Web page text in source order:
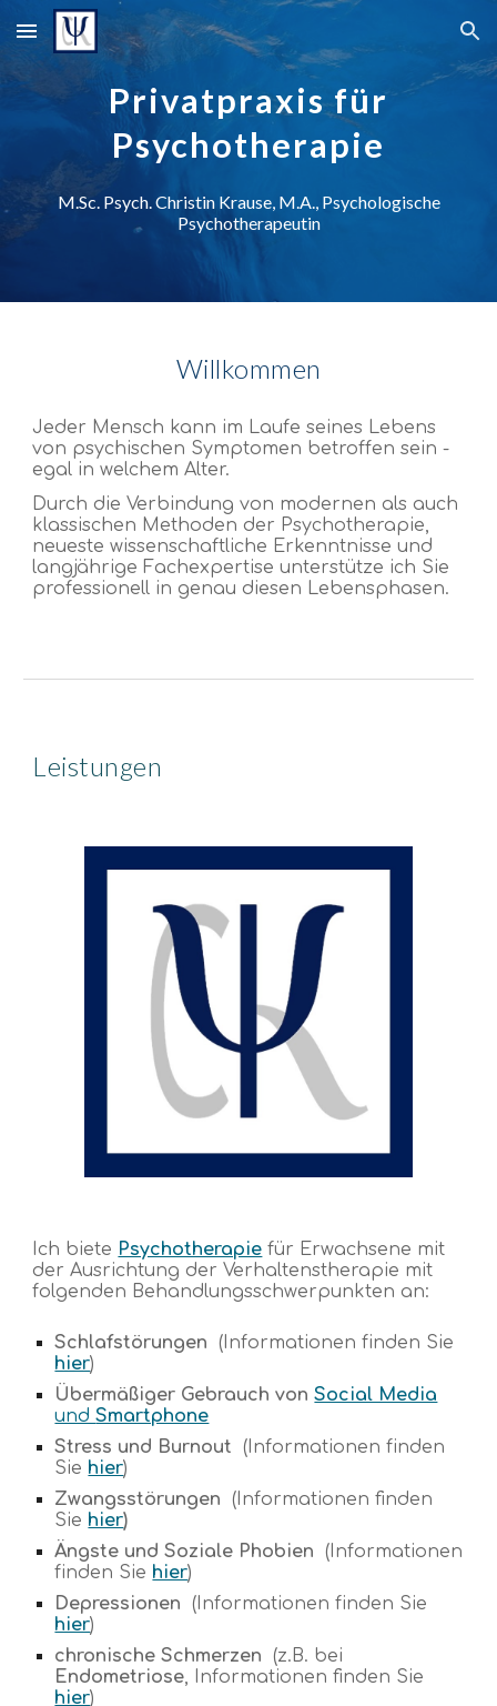
Skip to main content Skip to navigation
Privatpraxis für
Psychotherapie
M.Sc. Psych.Christin Krause, M.A., Psychologische
Psychotherapeutin
Willkommen
Jeder Mensch kann im Laufe seines Lebens
von psychischen Symptomen betroffen sein -
egal in welchem Alter.
Durch die Verbindung von modernen als auch
klassischen Methoden der Psychotherapie,
neueste wissenschaftliche Erkenntnisse und
langjährige Fachexpertise unterstütze ich Sie
professionell in genaudiesen Lebensphasen.
Leistungen
Ich biete Psychotherapie für Erwachsene mit
der Ausrichtung der Verhaltenstherapie mit
folgenden Behandlungsschwerpunkten an:
Schlafstörungen
(Informationen finden Sie
hier)
Übermäßiger Gebrauch vonSocial Media
undSmartphone
Stress und Burnout (Informationen finden
Sie hier)
Zwangsstörungen (Informationen finden
Sie hier)
Ängste undSoziale Phobien( Informationen
finden Sie hier)
Depressionen (Informationen finden Sie
hier)
chronische Schmerzen(z.B. bei
Endometriose,
Informationen finden Sie
hier)